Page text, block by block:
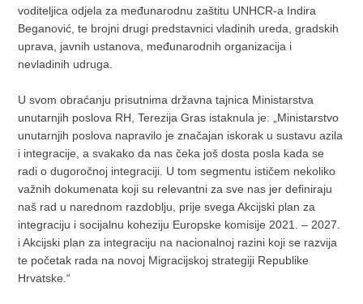
voditeljica odjela za međunarodnu zaštitu UNHCR-a Indira
Beganović, te brojni drugi predstavnici vladinih ureda, gradskih
uprava, javnih ustanova, međunarodnih organizacija i
nevladinih udruga.
U svom obraćanju prisutnima državna tajnica Ministarstva
unutarnjih poslova RH, Terezija Gras istaknula je: „Ministarstvo
unutarnjih poslova napravilo je značajan iskorak u sustavu azila
i integracije, a svakako da nas čeka još dosta posla kada se
radi o dugoročnoj integraciji. U tom segmentu ističem nekoliko
važnih dokumenata koji su relevantni za sve nas jer definiraju
naš rad u narednom razdoblju, prije svega Akcijski plan za
integraciju i socijalnu koheziju Europske komisije 2021. – 2027.
i Akcijski plan za integraciju na nacionalnoj razini koji se razvija
te početak rada na novoj Migracijskoj strategiji Republike
Hrvatske.“